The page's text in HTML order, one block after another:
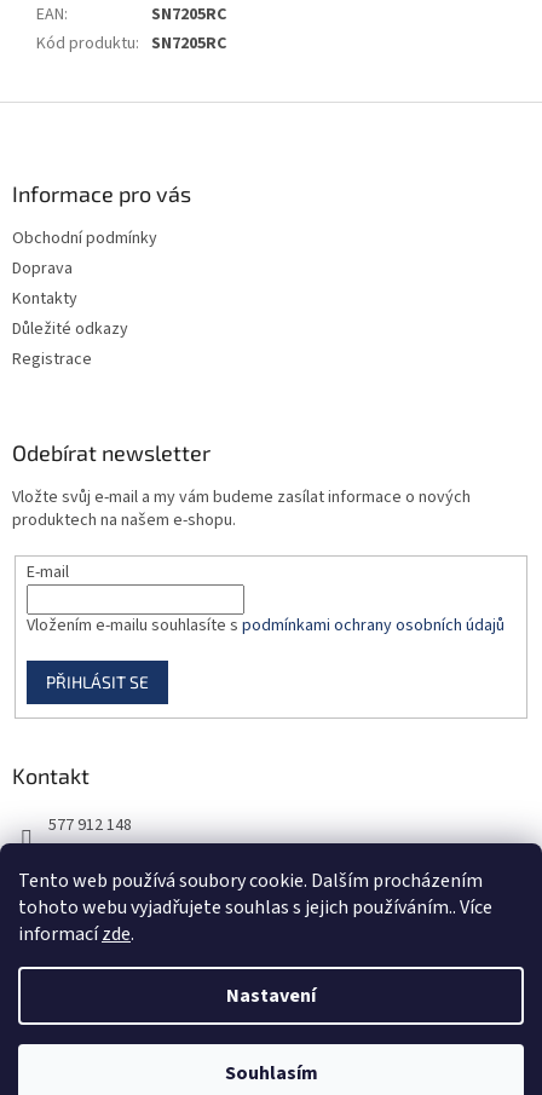
Tento web používá soubory cookie. Dalším procházením
tohoto webu vyjadřujete souhlas s jejich používáním.. Více
informacízde.
Nastavení
Souhlasím
EAN:
SN7205RC
Kód produktu: SN7205RC
Informace pro vás
Obchodní podmínky
Doprava
Kontakty
Důležité odkazy
Registrace
Odebírat newsletter
Vložte svůj e-mail a my vám budeme zasílat informace o nových
produktech na našem e-shopu.
E-mail
Vložením e-mailu souhlasíte s podmínkami ochrany osobních údajů
PŘIHLÁSIT SE
Kontakt
577 912 148
Vytvořil Shoptet
DORBAS, s.r.o.. Všechna práva vyhrazena.